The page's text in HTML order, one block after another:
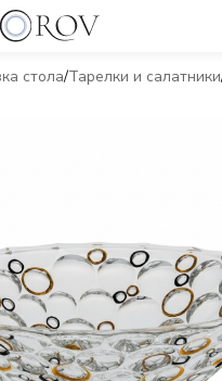
стола Тарелки и салатники